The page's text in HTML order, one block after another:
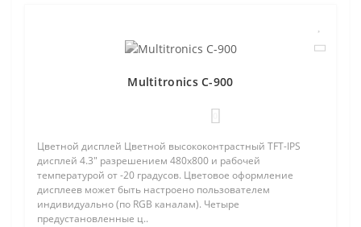
Multitronics C-900
Цветной дисплей Цветной высококонтрастный TFT-IPS
дисплей 4.3" разрешением 480х800 и рабочей
температурой от -20 градусов. Цветовое оформление
дисплеев может быть настроено пользователем
индивидуально (по RGB каналам). Четыре
предустановленные ц..